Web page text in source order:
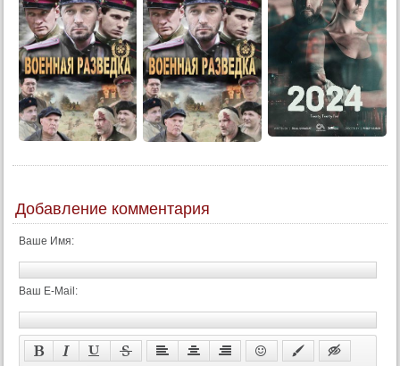
Добавление комментария
Ваше Имя:
Ваш E-Mail: